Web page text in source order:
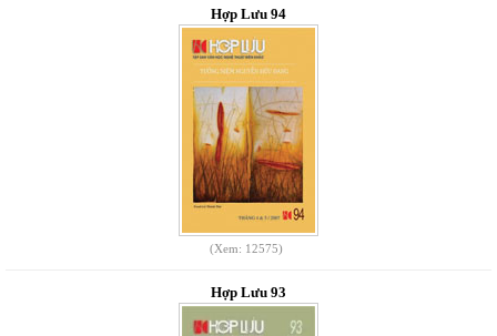
Hợp Lưu 94
(Xem: 12575)
Hợp Lưu 93